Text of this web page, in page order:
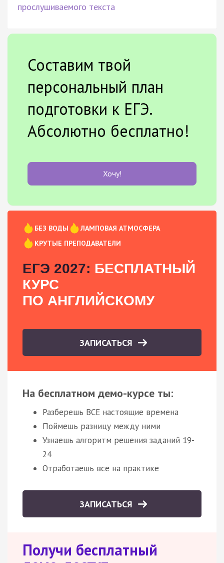
прослушиваемого текста
Составим твой
персональный план
подготовки к ЕГЭ.
Абсолютно бесплатно!
Хочу!
БЕЗ ВОДЫ
ЛАМПОВАЯ АТМОСФЕРА
КРУТЫЕ ПРЕПОДАВАТЕЛИ
ЕГЭ 2027: БЕСПЛАТНЫЙ
КУРС
ПО АНГЛИЙСКОМУ
ЗАПИСАТЬСЯ
На бесплатном демо-курсе ты:
Разберешь ВСЕ настоящие времена
Поймешь разницу между ними
Узнаешь алгоритм решения заданий 19-
24
Отработаешь все на практике
ЗАПИСАТЬСЯ
Получи бесплатный